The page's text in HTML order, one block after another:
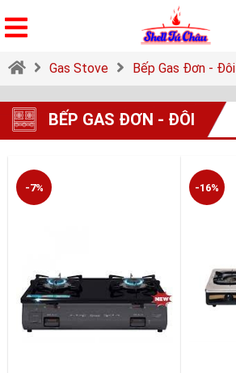
Gas Stove Bếp Gas Đơn - Đôi
BẾP GAS ĐƠN - ĐÔI
-7% -16%